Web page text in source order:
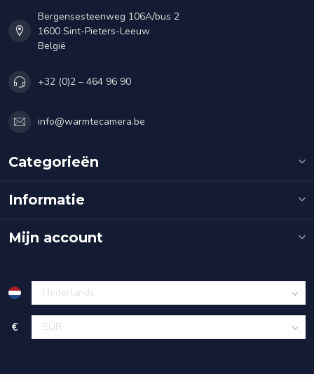
Bergensesteenweg 106A/bus 2
1600 Sint-Pieters-Leeuw
België
+32 (0)2 – 464 96 90
info@warmtecamera.be
Categorieën
Informatie
Mijn account
€